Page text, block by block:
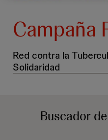
Campaña
Red contra la
Solidaridad
Buscadorde